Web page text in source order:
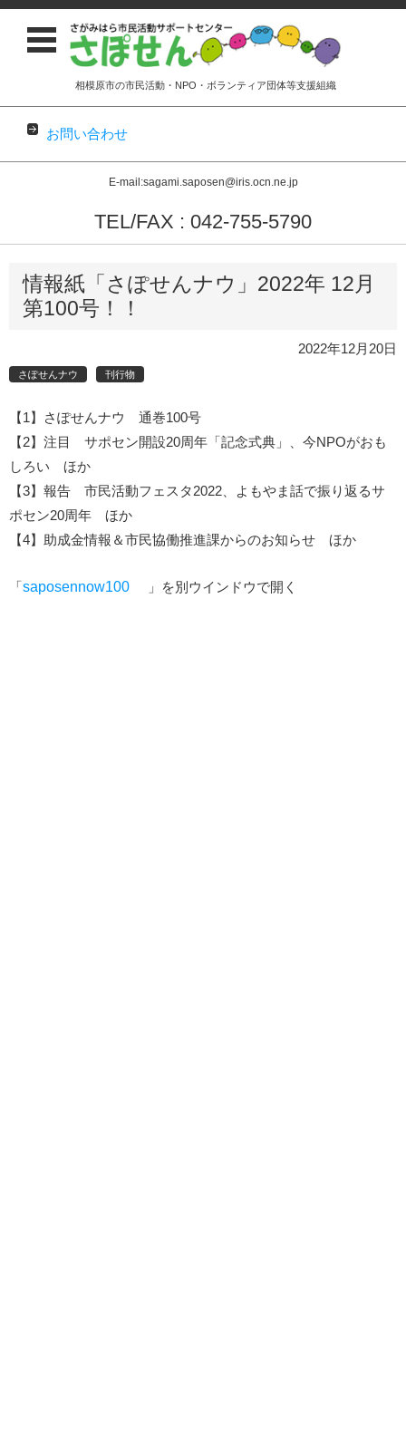
相模原市の市民活動・NPO・ボランティア団体等支援組織
お問い合わせ
E-mail:sagami.saposen@iris.ocn.ne.jp
TEL/FAX : 042-755-5790
コンテンツに移動
情報紙「さぽせんナウ」2022年 12月
第100号！！
2022年12月20日
さぽせんナウ 刊行物
【1】さぽせんナウ 通巻100号
【2】注目 サポセン開設20周年「記念式典」、今NPOがおも
しろい ほか
【3】報告 市民活動フェスタ2022、よもやま話で振り返るサ
ポセン20周年 ほか
【4】助成金情報＆市民協働推進課からのお知らせ ほか
「saposennow100 」を別ウインドウで開く